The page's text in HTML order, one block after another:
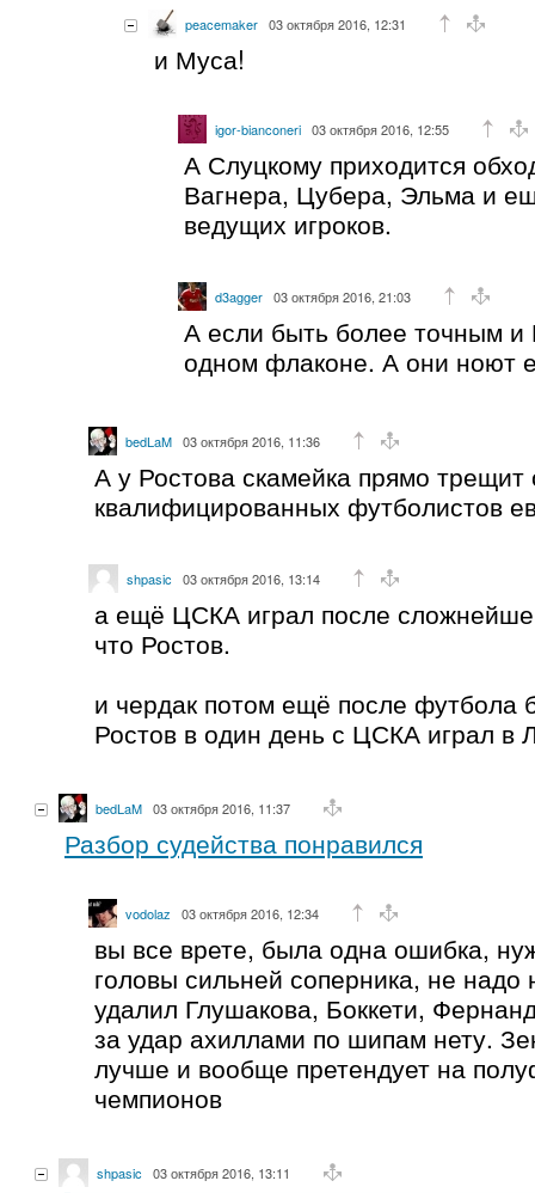
peacemaker 03 октября 2016, 12:31
и Муса!
igor-bianconeri 03 октября 2016, 12:55
А Слуцкому приходится
Вагнера, Цубера, Эльма и
ведущих игроков.
d3agger 03 октября 2016, 21:03
А если быть более точным
одном флаконе. А они ноют
bedLaM 03 октября 2016, 11:36
А у Ростова скамейка прямо трещит
квалифицированных футболистов
shpasic 03 октября 2016, 13:14
а ещё ЦСКА играл после
что Ростов.
и чердак потом ещё после футбола
Ростов в один день с ЦСКА играл в
bedLaM 03 октября 2016, 11:37
Разбор судейства понравился
vodolaz 03 октября 2016, 12:34
вы все врете, была одна ошибка,
головы сильней соперника, не надо
удалил Глушакова, Боккети,
за удар ахиллами по шипам нету.
лучше и вообще претендует на
чемпионов
shpasic 03 октября 2016, 13:11